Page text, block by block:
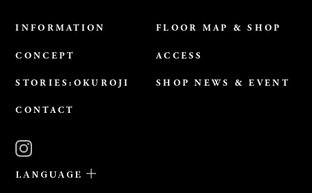
INFORMATION FLOOR MAP & SHOP
CONCEPT ACCESS
STORIES:OKUROJI SHOP NEWS & EVENT
CONTACT
LANGUAGE